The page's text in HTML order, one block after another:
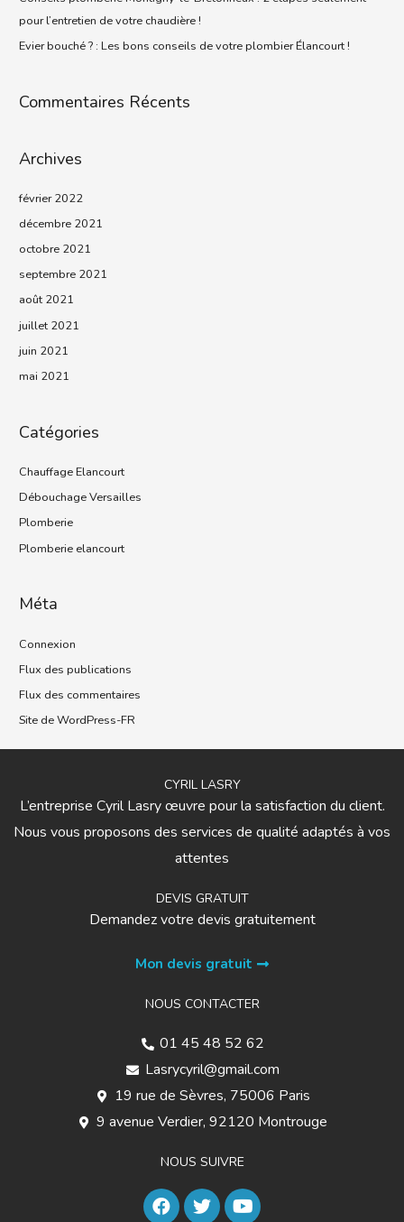
pour l’entretien de votre chaudière !
Evier bouché ? : Les bons conseils de votre plombier Élancourt !
Commentaires Récents
Archives
février 2022
décembre 2021
octobre 2021
septembre 2021
août 2021
juillet 2021
juin 2021
mai 2021
Catégories
Chauffage Elancourt
Débouchage Versailles
Plomberie
Plomberie elancourt
Méta
Connexion
Flux des publications
Flux des commentaires
Site de WordPress-FR
CYRIL LASRY
L’entreprise Cyril Lasry œuvre pour la satisfaction du client.
Nous vous proposons des services de qualité adaptés à vos
attentes
DEVIS GRATUIT
Demandez votre devis gratuitement
Mon devis gratuit
NOUS CONTACTER
01 45 48 52 62
Lasrycyril@gmail.com
19 rue de Sèvres, 75006 Paris
9 avenue Verdier, 92120 Montrouge
NOUS SUIVRE